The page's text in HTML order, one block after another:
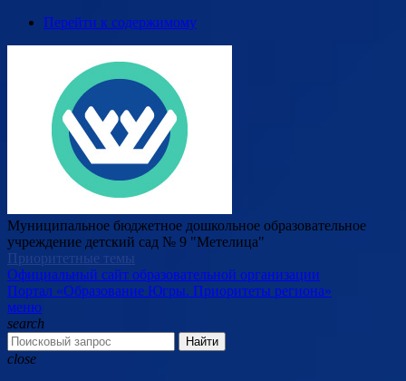
Перейти к содержимому
Муниципальное бюджетное дошкольное образовательное
учреждение детский сад № 9 "Метелица"
Приоритетные темы
Официальный сайт образовательной организации
Портал «Образование Югры. Приоритеты региона»
меню
search
Найти
close